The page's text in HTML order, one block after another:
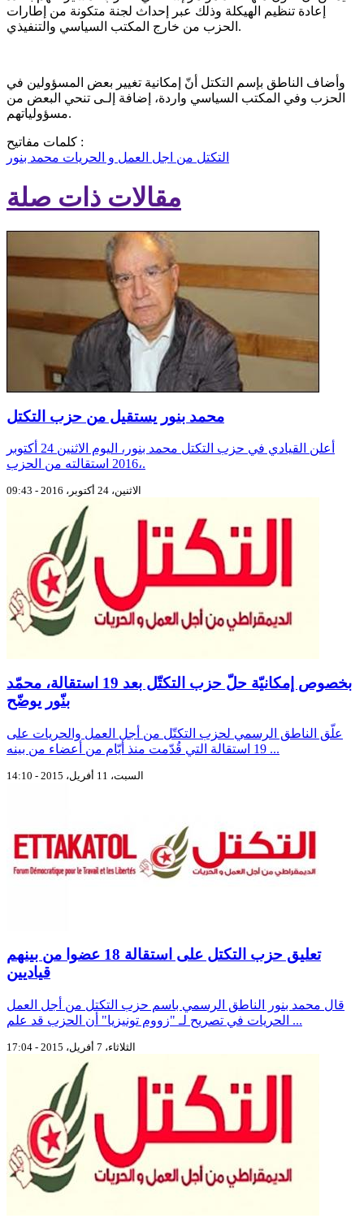
إعادة تنظيم الهيكلة وذلك عبر إحداث لجنة متكونة من إطارات
الحزب من خارج المكتب السياسي والتنفيذي.
وأضاف الناطق بإسم التكتل أنّ إمكانية تغيير بعض المسؤولين في
الحزب وفي المكتب السياسي واردة، إضافة إلـى تنحي البعض من
مسؤولياتهم.
كلمات مفاتيح :
التكتل من اجل العمل و الحريات محمد بنور
مقالات ذات صلة
محمد بنور يستقيل من حزب التكتل
أعلن القيادي في حزب التكتل محمد بنور، اليوم الاثنين 24 أكتوبر
،2016 استقالته من الحزب.
الاثنين، 24 أكتوبر، 2016 - 09:43
بخصوص إمكانيّة حلّ حزب التكتّل بعد 19 استقالة، محمّد
بنّور يوضّح
علّق الناطق الرسمي لحزب التكتّل من أجل العمل والحريات على
19 استقالة التي قُدّمت منذ أيّام من أعضاء من بينه ...
السبت، 11 أفريل، 2015 - 14:10
تعليق حزب التكتل على استقالة 18 عضوا من بينهم
قياديين
قال محمد بنور الناطق الرسمي باسم حزب التكتل من أجل العمل
الحريات في تصريح لـ "زووم تونيزيا" أن الحزب قد علم ...
الثلاثاء، 7 أفريل، 2015 - 17:04